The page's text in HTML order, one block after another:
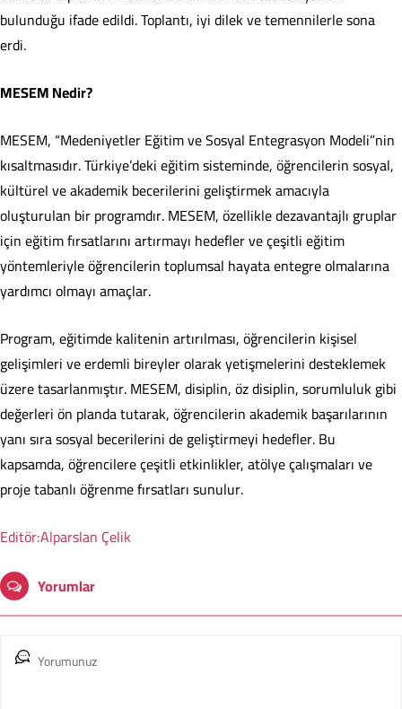
bulunduğu ifade edildi. Toplantı, iyi dilek ve temennilerle sona
erdi.
MESEM Nedir?
MESEM, “Medeniyetler Eğitim ve Sosyal Entegrasyon Modeli”nin
kısaltmasıdır. Türkiye’deki eğitim sisteminde, öğrencilerin sosyal,
kültürel ve akademik becerilerini geliştirmek amacıyla
oluşturulan bir programdır. MESEM, özellikle dezavantajlı gruplar
için eğitim fırsatlarını artırmayı hedefler ve çeşitli eğitim
yöntemleriyle öğrencilerin toplumsal hayata entegre olmalarına
yardımcı olmayı amaçlar.
Program, eğitimde kalitenin artırılması, öğrencilerin kişisel
gelişimleri ve erdemli bireyler olarak yetişmelerini desteklemek
üzere tasarlanmıştır. MESEM, disiplin, öz disiplin, sorumluluk gibi
değerleri ön planda tutarak, öğrencilerin akademik başarılarının
yanı sıra sosyal becerilerini de geliştirmeyi hedefler. Bu
kapsamda, öğrencilere çeşitli etkinlikler, atölye çalışmaları ve
proje tabanlı öğrenme fırsatları sunulur.
Editör:Alparslan Çelik
Yorumlar